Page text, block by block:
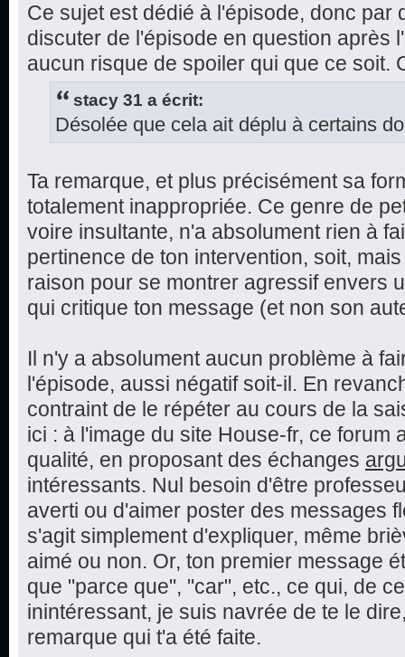
Ce sujet est dédié à l'épisode, donc par
discuter de l'épisode en question après
aucun risque de spoiler qui que ce soit.
stacy 31 a écrit:
Désolée que cela ait déplu à certains
Ta remarque, et plus précisément sa
totalement inappropriée. Ce genre de
voire insultante, n'a absolument rien à
pertinence de ton intervention, soit,
raison pour se montrer agressif envers
qui critique ton message (et non son
Il n'y a absolument aucun problème à
l'épisode, aussi négatif soit-il. En
contraint de le répéter au cours de la
ici : à l'image du site House-fr, ce forum
qualité, en proposant des échanges
intéressants. Nul besoin d'être
averti ou d'aimer poster des messages
s'agit simplement d'expliquer, même
aimé ou non. Or, ton premier message
que "parce que", "car", etc., ce qui, de
inintéressant, je suis navrée de te le
remarque qui t'a été faite.